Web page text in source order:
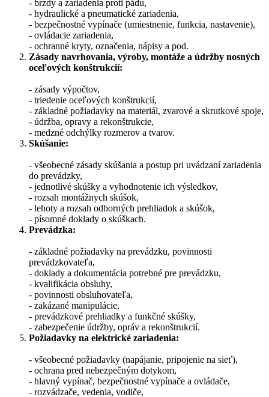
- brzdy a zariadenia proti pádu,
- hydraulické a pneumatické zariadenia,
- bezpečnostné vypínače (umiestnenie, funkcia, nastavenie),
- ovládacie zariadenia,
- ochranné kryty, označenia, nápisy a pod.
Zásady navrhovania, výroby, montáže a údržby nosných
oceľových konštrukcií:
- zásady výpočtov,
- triedenie oceľových konštrukcií,
- základné požiadavky na materiál, zvarové a skrutkové spoje,
- údržba, opravy a rekonštrukcie,
- medzné odchýlky rozmerov a tvarov.
Skúšanie:
- všeobecné zásady skúšania a postup pri uvádzaní zariadenia
do prevádzky,
- jednotlivé skúšky a vyhodnotenie ich výsledkov,
- rozsah montážnych skúšok,
- lehoty a rozsah odborných prehliadok a skúšok,
- písomné doklady o skúškach.
Prevádzka:
- základné požiadavky na prevádzku, povinnosti
prevádzkovateľa,
- doklady a dokumentácia potrebné pre prevádzku,
- kvalifikácia obsluhy,
- povinnosti obsluhovateľa,
- zakázané manipulácie,
- prevádzkové prehliadky a funkčné skúšky,
- zabezpečenie údržby, opráv a rekonštrukcií.
Požiadavky na elektrické zariadenia:
- všeobecné požiadavky (napájanie, pripojenie na sieť),
- ochrana pred nebezpečným dotykom,
- hlavný vypínač, bezpečnostné vypínače a ovládače,
- rozvádzače, vedenia, vodiče,